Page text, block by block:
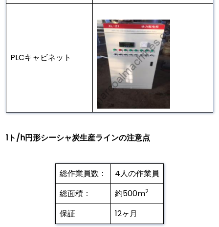
PLCキャビネット
1ト/h円形シーシャ炭生産ラインの注意点
総作業員数：
4人の作業員
総面積：
約500m2
保証 12ヶ月